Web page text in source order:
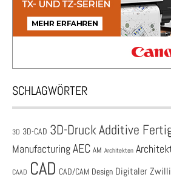
SCHLAGWÖRTER
3D 3D-CAD 3D-DruckAdditive
ManufacturingAEC AM Architekten
CAAD CAD CAD/CAM Design Digitaler